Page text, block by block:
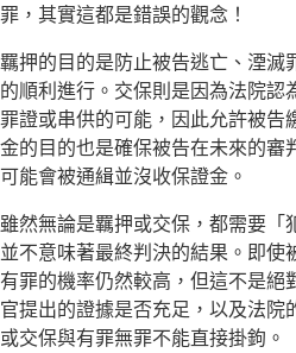
罪，其實這都是錯誤的觀念！
羈押的目的是防止被告逃亡、湮滅
的順利進行。交保則是因為法院
罪證或串供的可能，因此允許被告
金的目的也是確保被告在未來的審
可能會被通緝並沒收保證金。
雖然無論是羈押或交保，都需要
並不意味著最終判決的結果。即
有罪的機率仍然較高，但這不是絕
官提出的證據是否充足，以及法院
或交保與有罪無罪不能直接掛鉤。